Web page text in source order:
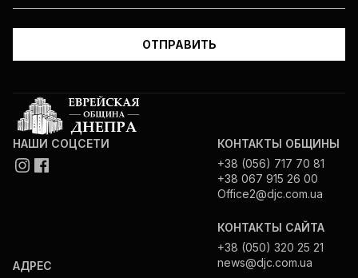
НАШИ СОЦСЕТИ
АДРЕС
КОНТАКТЫ ОБЩИНЫ
+38 (056) 717 70 81
+38 067 915 26 00
Office2@djc.com.ua
КОНТАКТЫ САЙТА
+38 (050) 320 25 21
news@djc.com.ua